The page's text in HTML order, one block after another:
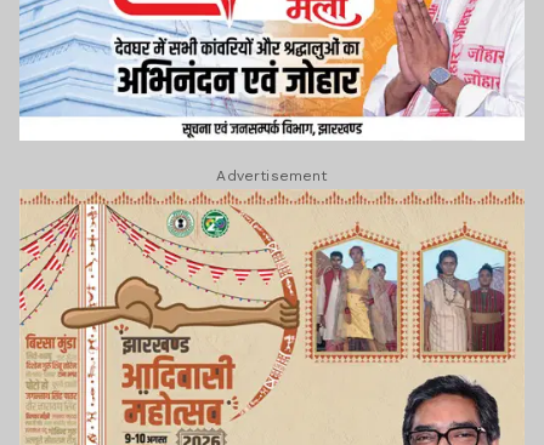
Advertisement